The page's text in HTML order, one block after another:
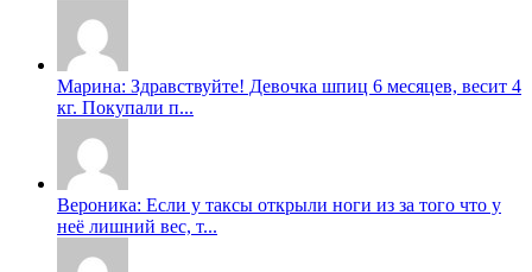
Марина: Здравствуйте! Девочка шпиц 6 месяцев, весит 4
кг. Покупали п...
Вероника: Если у таксы открыли ноги из за того что у
неë лишний вес, т...